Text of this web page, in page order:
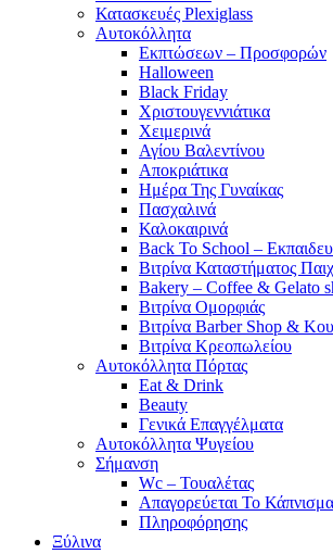
Κατασκευές Plexiglass
Αυτοκόλλητα
Εκπτώσεων – Προσφορών
Halloween
Black Friday
Χριστουγεννιάτικα
Χειμερινά
Αγίου Βαλεντίνου
Αποκριάτικα
Ημέρα Της Γυναίκας
Πασχαλινά
Καλοκαιρινά
Back To School –
Βιτρίνα Καταστήματος
Bakery – Coffee & Gelato
Βιτρίνα Ομορφιάς
Βιτρίνα Barber Shop &
Βιτρίνα Κρεοπωλείου
Αυτοκόλλητα Πόρτας
Eat & Drink
Beauty
Γενικά Επαγγέλματα
Αυτοκόλλητα Ψυγείου
Σήμανση
Wc – Τουαλέτας
Απαγορεύεται Το Κάπνισμα
Πληροφόρησης
Ξύλινα